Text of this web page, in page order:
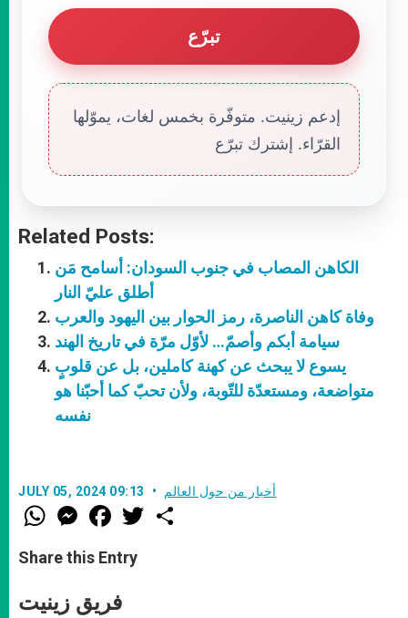
تبرّع
إدعم زينيت. متوفّرة بخمس لغات، يموّلها
القرّاء. إشترك تبرّع
Related Posts:
الكاهن المصاب في جنوب السودان: أسامح مَن
أطلق عليّ النار
وفاة كاهن الناصرة، رمز الحوار بين اليهود والعرب
سيامة أبكم وأصمّ… لأوّل مرّة في تاريخ الهند
يسوع لا يبحث عن كهنة كاملين، بل عن قلوبٍ
متواضعة، ومستعدّة للتّوبة، ولأن تحبّ كما أحبّنا هو
نفسه
JULY 05, 2024 09:13 أخبار من حول العالم
W
h
t
s
p
p
M
e
s
e
g
e
F
a
e
b
o
k
T
w
Share this Entry
فريق زينيت